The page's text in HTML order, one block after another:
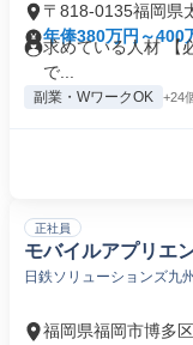
〒818-0135福岡県
年俸380万円～400
求めている人材 【
で...
副業・WワークOK +24
正社員
モバイルアプリエ
日鉄ソリューションズ九
福岡県福岡市博多